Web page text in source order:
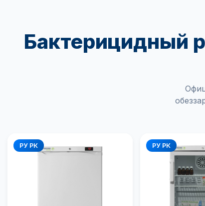
Бактерицидный
РУ РК РУ РК